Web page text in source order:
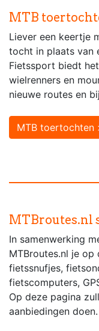
MTB
Liever een keertje
tocht in plaats van
Fietssport biedt
wielrenners en
nieuwe routes en
MTB toertochten
MTBroutes.nl
In samenwerking
MTBroutes.nl je
fietssnufjes,
fietscomputers,
Op deze pagina
aanbiedingen doen.